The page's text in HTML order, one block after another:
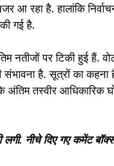
आ रहा है. हालांकि
गई है.
नतीजों पर टिकी हुई हैं.
है. सूत्रों का कहना
अंतिम तस्वीर आधिकारिक
नीचे दिए गए कमेंट